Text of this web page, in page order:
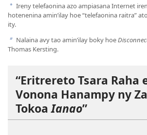
a Ireny telefaonina azo ampiasana Internet
hotenenina amin’ilay hoe “telefaonina raitra”
ity.
b Nalaina avy tao amin’ilay boky hoe
Thomas Kersting.
“Eritrereto Tsara Raha
Vonona Hanampy ny
TokoaIanao”